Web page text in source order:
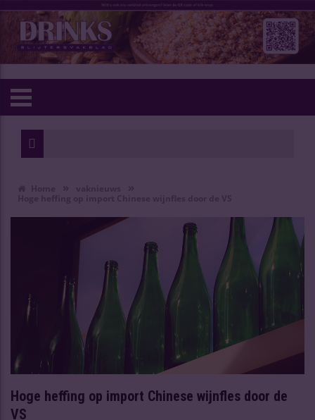
Hoge heffing op import Chinese wijnfles door de
VS